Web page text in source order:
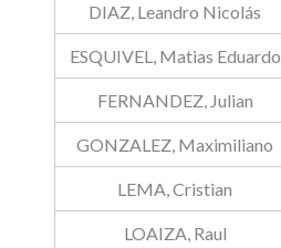
DIAZ, Leandro Nicolás
ESQUIVEL, Matias Eduardo
FERNANDEZ, Julian
GONZALEZ, Maximiliano
LEMA, Cristian
LOAIZA, Raul